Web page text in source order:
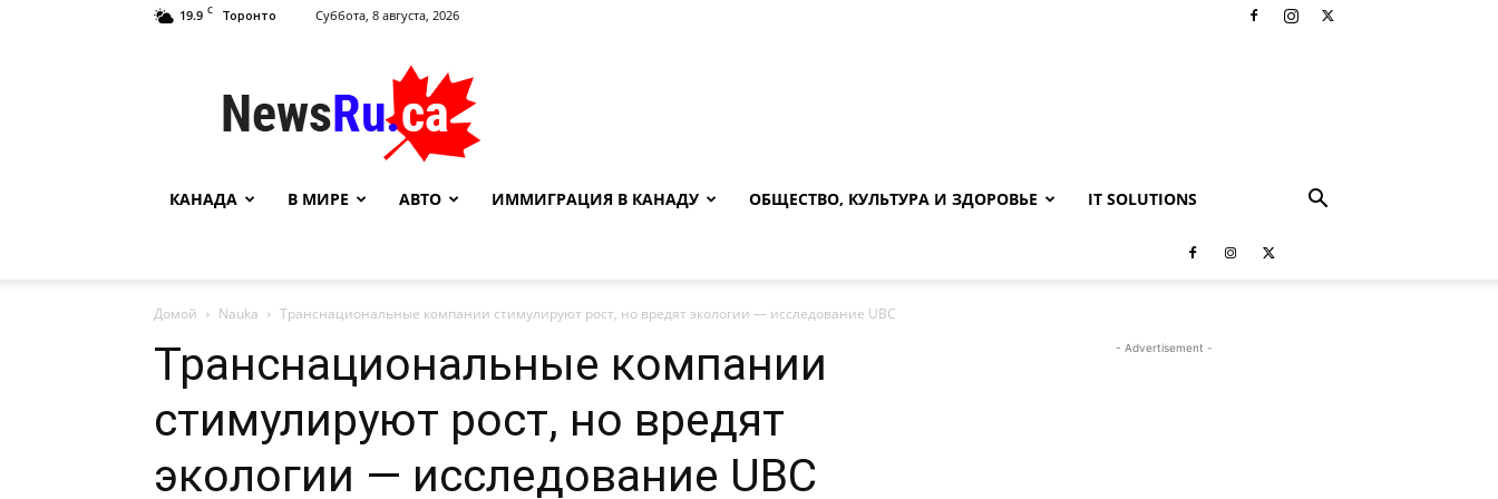
19.9 C Торонто Суббота, 8 августа, 2026
NewsRu.Ca
КАНАДА В МИРЕ АВТО ИММИГРАЦИЯ В КАНАДУ ОБЩЕСТВО, КУЛЬТУРА И ЗДОРОВЬЕ IT SOLUTIONS
Домой Nauka Транснациональные компании стимулируют рост, но вредят экологии — исследование UBC
Транснациональные компании
стимулируют рост, но вредят
экологии — исследование UBC
- Advertisement -